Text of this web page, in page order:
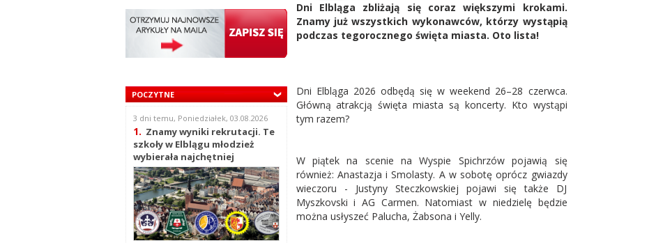
POCZYTNE
3 dni temu, Poniedziałek, 03.08.2026
1. Znamy wyniki rekrutacji. Te
szkoły w Elblągu młodzież
wybierała najchętniej
Dni Elbląga zbliżają się coraz większymi krokami.
Znamy już wszystkich wykonawców, którzy wystąpią
podczas tegorocznego święta miasta. Oto lista!
Dni Elbląga 2026 odbędą się w weekend 26–28 czerwca.
Główną atrakcją święta miasta są koncerty. Kto wystąpi
tym razem?
W piątek na scenie na Wyspie Spichrzów pojawią się
również: Anastazja i Smolasty. A w sobotę oprócz gwiazdy
wieczoru - Justyny Steczkowskiej pojawi się także DJ
Myszkovski i AG Carmen. Natomiast w niedzielę będzie
można usłyszeć Palucha, Żabsona i Yelly.